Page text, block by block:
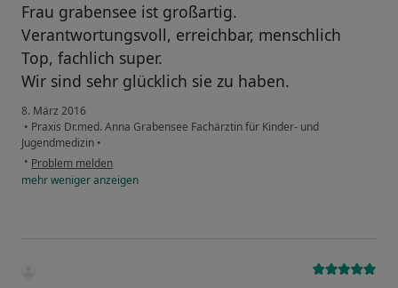
Frau grabensee ist großartig.
Verantwortungsvoll, erreichbar, menschlich
Top, fachlich super.
Wir sind sehr glücklich sie zu haben.
8. März 2016
• Praxis Dr.med. Anna Grabensee Fachärztin für Kinder- und
Jugendmedizin •
• Problem melden
mehrwenigeranzeigen